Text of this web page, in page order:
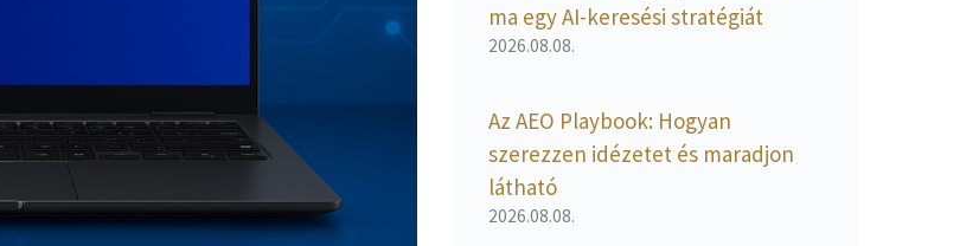
ma egy AI-keresési stratégiát
2026.08.08.
Az AEO Playbook: Hogyan
szerezzen idézetet és maradjon
látható
2026.08.08.